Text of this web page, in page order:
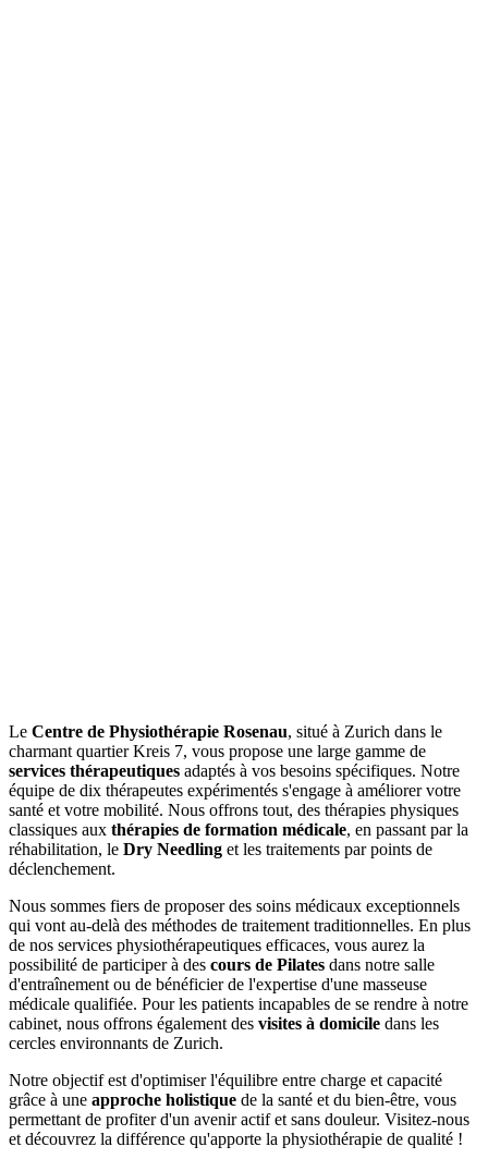
Le Centre de Physiothérapie Rosenau, situé à Zurich dans le
charmant quartier Kreis 7, vous propose une large gamme de
services thérapeutiques adaptés à vos besoins spécifiques. Notre
équipe de dix thérapeutes expérimentés s'engage à améliorer votre
santé et votre mobilité. Nous offrons tout, des thérapies physiques
classiques aux thérapies de formation médicale, en passant par la
réhabilitation, le Dry Needling et les traitements par points de
déclenchement.
Nous sommes fiers de proposer des soins médicaux exceptionnels
qui vont au-delà des méthodes de traitement traditionnelles. En plus
de nos services physiothérapeutiques efficaces, vous aurez la
possibilité de participer à des cours de Pilates dans notre salle
d'entraînement ou de bénéficier de l'expertise d'une masseuse
médicale qualifiée. Pour les patients incapables de se rendre à notre
cabinet, nous offrons également des visites à domicile dans les
cercles environnants de Zurich.
Notre objectif est d'optimiser l'équilibre entre charge et capacité
grâce à une approche holistique de la santé et du bien-être, vous
permettant de profiter d'un avenir actif et sans douleur. Visitez-nous
et découvrez la différence qu'apporte la physiothérapie de qualité !